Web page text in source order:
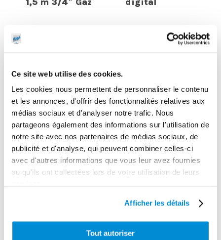
Ce site web utilise des cookies.
Les cookies nous permettent de personnaliser le contenu
et les annonces, d'offrir des fonctionnalités relatives aux
médias sociaux et d'analyser notre trafic. Nous
partageons également des informations sur l'utilisation de
notre site avec nos partenaires de médias sociaux, de
publicité et d'analyse, qui peuvent combiner celles-ci
avec d'autres informations que vous leur avez fournies
ou qu'ils ont collectées lors de votre utilisation de leurs
Afficher les détails
Tout autoriser
3/8″ Gaz / 22 x
pneumatique
60/1 pour
tonnelet 50 kg